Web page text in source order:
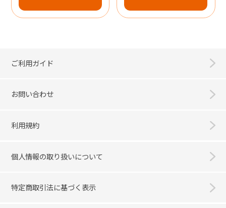
ご利用ガイド
お問い合わせ
利用規約
個人情報の取り扱いについて
特定商取引法に基づく表示